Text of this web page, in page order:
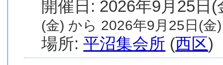
(金) から 2026年9月25日(金
場所:平沼集会所 (西区)